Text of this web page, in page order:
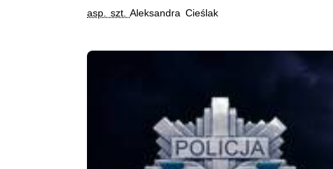
asp. szt.Aleksandra Cieślak